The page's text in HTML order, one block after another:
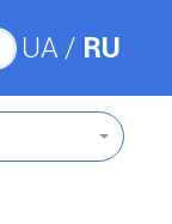
UA RU